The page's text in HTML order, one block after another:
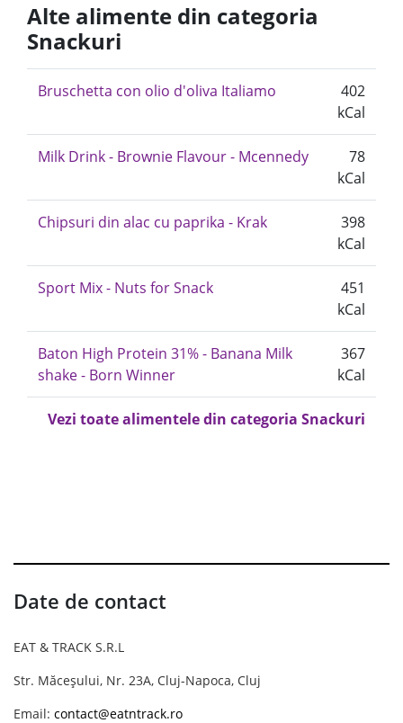
Alte alimente din categoria
Snackuri
Bruschetta con olio d'oliva Italiamo
402
kCal
Milk Drink - Brownie Flavour - Mcennedy
78
kCal
Chipsuri din alac cu paprika - Krak
398
kCal
Sport Mix - Nuts for Snack
451
kCal
Baton High Protein 31% - Banana Milk
shake - Born Winner
367
kCal
Vezi toate alimentele din categoria Snackuri
Date de contact
EAT & TRACK S.R.L
Str. Măceșului, Nr. 23A, Cluj-Napoca, Cluj
Email: contact@eatntrack.ro